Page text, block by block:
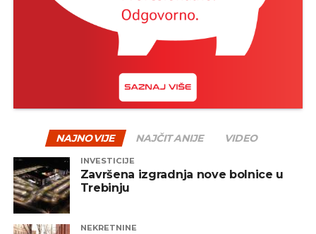
na kraju često nagrađeni.
Jedan od načina za ublažavanje rizika jeste
diverzifikacija – odnosno raspodjela sredstava na
mješovite i alternativne fondove. Na taj način se
smanjuje zavisnost od jednog tržišta ili sektora, a
NAJNOVIJE NAJČITANIJE VIDEO
INVESTICIJE
Završena izgradnja nove bolnice u
Trebinju
NEKRETNINE